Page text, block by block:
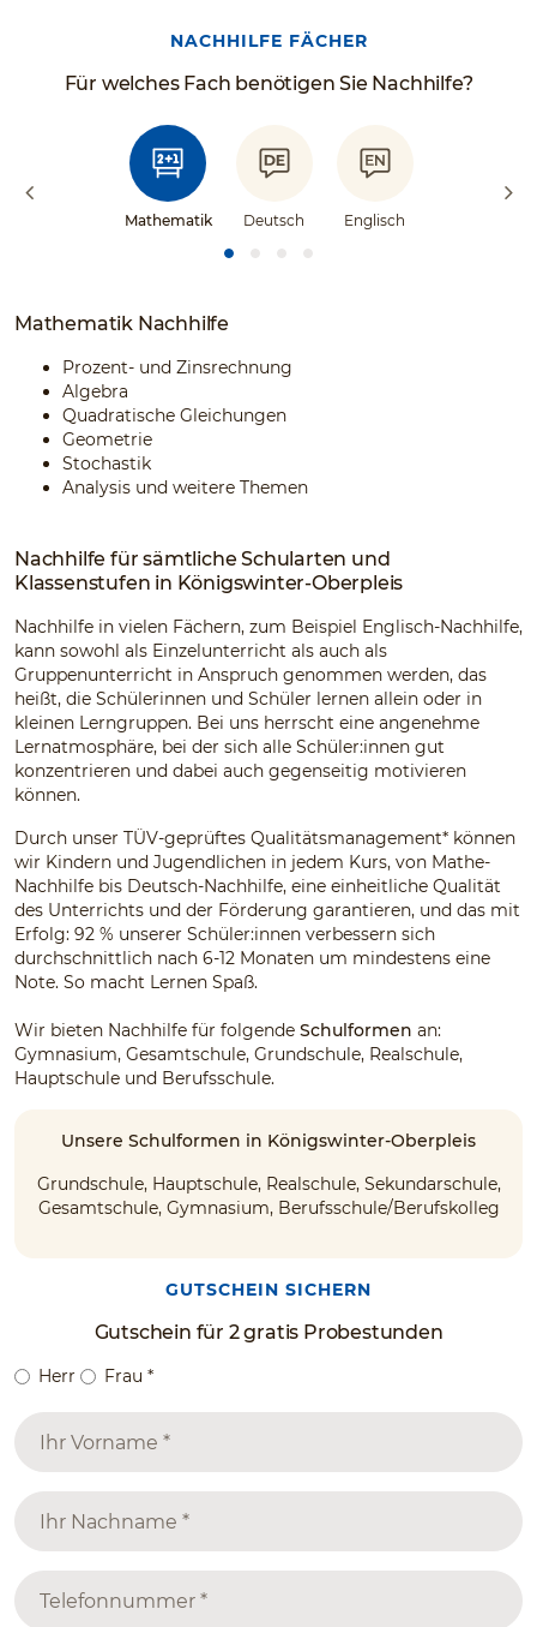
NACHHILFE FÄCHER
Für welches Fach benötigen Sie Nachhilfe?
Mathematik Deutsch Englisch
Mathematik Nachhilfe
Prozent- und Zinsrechnung
Algebra
Quadratische Gleichungen
Geometrie
Stochastik
Analysis und weitere Themen
Nachhilfe für sämtliche Schularten und
Klassenstufen in Königswinter-Oberpleis
Nachhilfe in vielen Fächern, zum Beispiel Englisch-Nachhilfe,
kann sowohl als Einzelunterricht als auch als
Gruppenunterricht in Anspruch genommen werden, das
heißt, die Schülerinnen und Schüler lernen allein oder in
kleinen Lerngruppen. Bei uns herrscht eine angenehme
Lernatmosphäre, bei der sich alle Schüler:innen gut
konzentrieren und dabei auch gegenseitig motivieren
können.
Durch unser TÜV-geprüftes Qualitätsmanagement* können
wir Kindern und Jugendlichen in jedem Kurs, von Mathe-
Nachhilfe bis Deutsch-Nachhilfe, eine einheitliche Qualität
des Unterrichts und der Förderung garantieren, und das mit
Erfolg: 92 % unserer Schüler:innen verbessern sich
durchschnittlich nach 6-12 Monaten um mindestens eine
Note. So macht Lernen Spaß.
Wir bieten Nachhilfe für folgende Schulformen an:
Gymnasium, Gesamtschule, Grundschule, Realschule,
Hauptschule und Berufsschule.
Unsere Schulformen in Königswinter-Oberpleis
Grundschule, Hauptschule, Realschule, Sekundarschule,
Gesamtschule, Gymnasium, Berufsschule/Berufskolleg
GUTSCHEIN SICHERN
Gutschein für 2 gratis Probestunden
Herr Frau *